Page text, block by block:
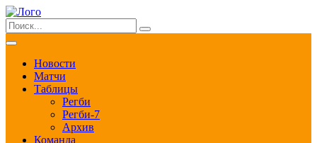
Новости
Матчи
Таблицы
Регби
Регби-7
Архив
Команда